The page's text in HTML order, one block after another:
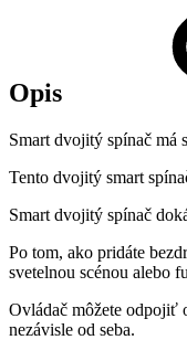
Opis
Smart dvojitý spínač má
Tento dvojitý smart
Smart dvojitý spínač
Po tom, ako pridáte
svetelnou scénou alebo
Ovládač môžete odpojiť
nezávisle od seba.